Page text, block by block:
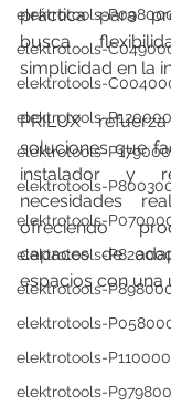
elektrotools-
elektrotools-
elektrotools-
elektrotools-P120000
elektrotools-P179000
elektrotools-
elektrotools-
elektrotools-
elektrotools-
elektrotools-
elektrotools-P110000
elektrotools-P979800
práctica para
busca
simplicidad en la
PRILUX
soluciones que
instalador y
necesidades
ofreciendo
capaces de
espacios con una